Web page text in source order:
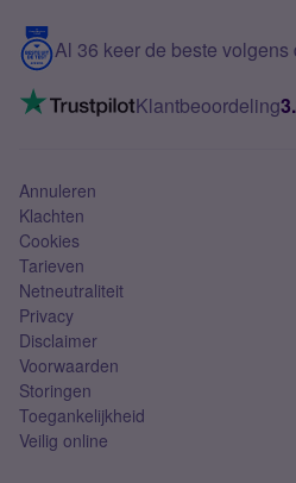
5G internet
Mobiel internet
Mobiel abonnement
Contact
VoLTE 4G bellen
Al 36 keer de beste
Klantbeoordeling
Annuleren
Klachten
Cookies
Tarieven
Netneutraliteit
Privacy
Disclaimer
Voorwaarden
Storingen
Toegankelijkheid
Veilig online